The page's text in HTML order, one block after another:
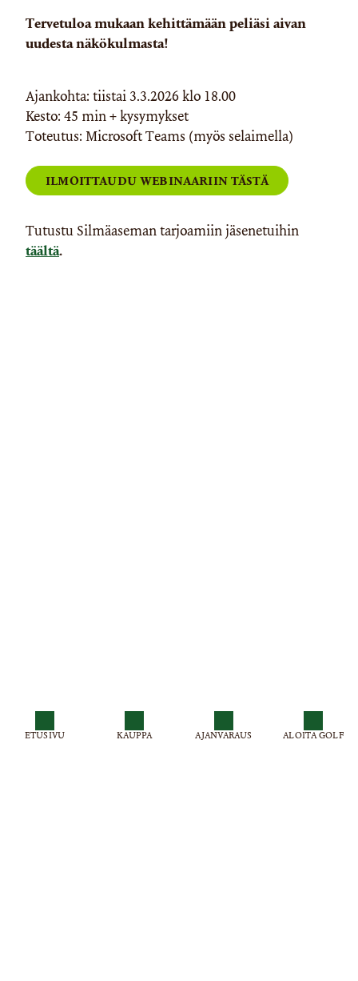
ETUSIVU KAUPPA AJANVARAUS ALOITA GOLF
Tervetuloa mukaan kehittämään peliäsi aivan
uudesta näkökulmasta!
Ajankohta: tiistai 3.3.2026 klo 18.00
Kesto: 45 min + kysymykset
Toteutus: Microsoft Teams (myös selaimella)
ILMOITTAUDU WEBINAARIIN TÄSTÄ
Tutustu Silmäaseman tarjoamiin jäsenetuihin
täältä.​​​​​​​